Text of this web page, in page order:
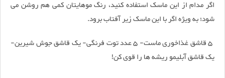
اگر مدام از این ماسک استفاده کنید، رنگ موهایتان کمی هم روشن می
شود؛ به ویژه اگر با این ماسک زیر آفتاب برود.
5 قاشق غذاخوری ماست- 5 عدد توت فرنگی- یک قاشق جوش شیرین-
یک قاشق آبلیمو ریشه ها را قوی کن!